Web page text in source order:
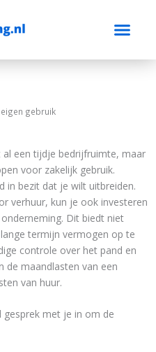
gebruik
al een tijdje bedrijfruimte, maar
voor zakelijk gebruik.
in bezit dat je wilt uitbreiden.
verhuur, kun je ook investeren
Dit biedt niet
termijn vermogen op te
controle over het pand en
de maandlasten van een
van huur.
gesprek met je in om de